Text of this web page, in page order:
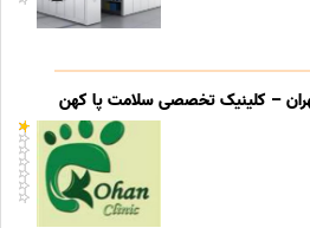
– کلینیک تخصصی سلامت پا کهن